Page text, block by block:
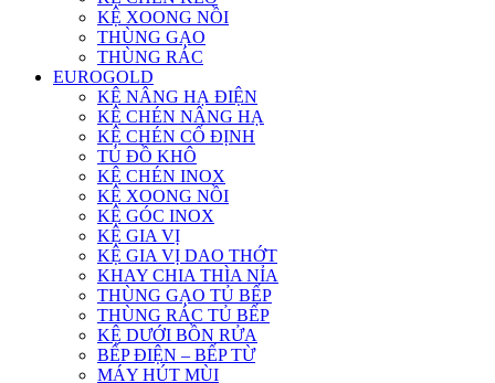
KỆ XOONG NỒI
THÙNG GẠO
THÙNG RÁC
EUROGOLD
KỆ NÂNG HẠ ĐIỆN
KỆ CHÉN NÂNG HẠ
KỆ CHÉN CỐ ĐỊNH
TỦ ĐỒ KHÔ
KỆ CHÉN INOX
KỆ XOONG NỒI
KỆ GÓC INOX
KỆ GIA VỊ
KỆ GIA VỊ DAO THỚT
KHAY CHIA THÌA NỈA
THÙNG GẠO TỦ BẾP
THÙNG RÁC TỦ BẾP
KỆ DƯỚI BỒN RỬA
BẾP ĐIỆN – BẾP TỪ
MÁY HÚT MÙI